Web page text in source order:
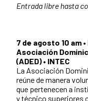
Entrada libre hasta
7 de agosto 10 am •
Asociación
(ADED) • INTEC
La Asociación
reúne de manera
que pertenecen a
y técnico superiores